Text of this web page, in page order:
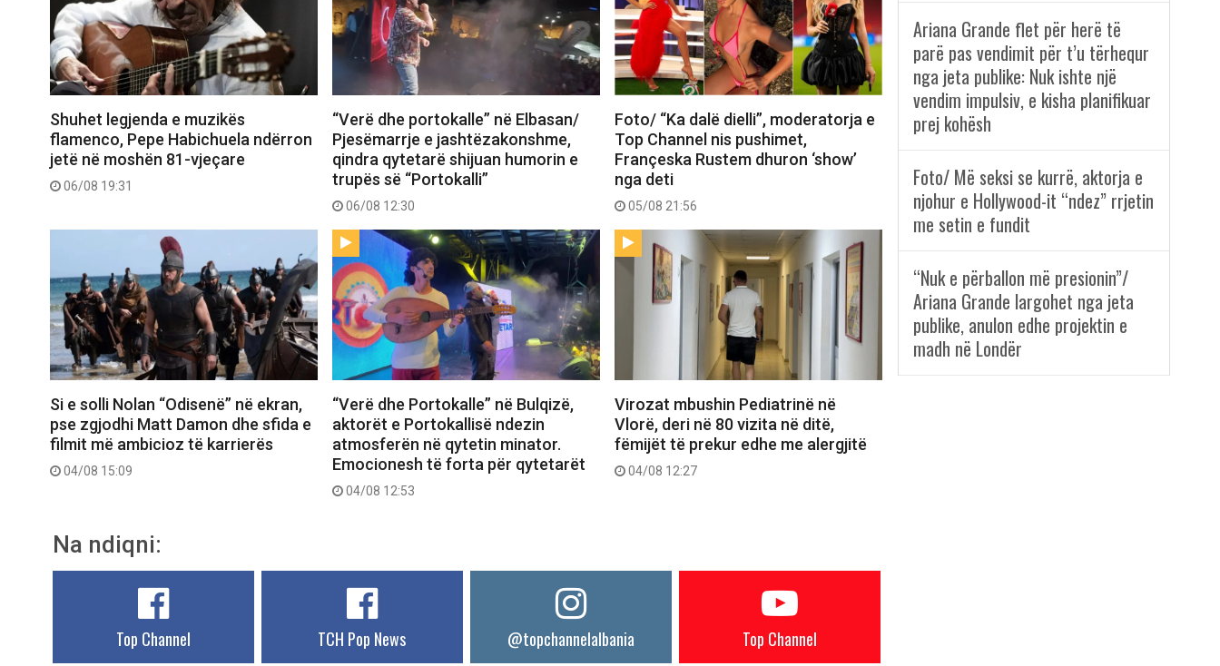
Shuhet legjenda e muzikës
flamenco, Pepe Habichuela ndërron
jetë në moshën 81-vjeçare
06/08 19:31
“Verë dhe portokalle” në Elbasan/
Pjesëmarrje e jashtëzakonshme,
qindra qytetarë shijuan humorin e
trupës së “Portokalli”
06/08 12:30
Foto/ “Ka dalë dielli”, moderatorja e
Top Channel nis pushimet,
Françeska Rustem dhuron ‘show’
nga deti
05/08 21:56
Si e solli Nolan “Odisenë” në ekran,
pse zgjodhi Matt Damon dhe sfida e
filmit më ambicioz të karrierës
04/08 15:09
“Verë dhe Portokalle” në Bulqizë,
aktorët e Portokallisë ndezin
atmosferën në qytetin minator.
Emocionesh të forta për qytetarët
04/08 12:53
Virozat mbushin Pediatrinë në
Vlorë, deri në 80 vizita në ditë,
fëmijët të prekur edhe me alergjitë
04/08 12:27
Na ndiqni:
Top Channel TCH Pop News @topchannelalbania Top Channel
Ariana Grande flet për herë të
parë pas vendimit për t’u tërhequr
nga jeta publike: Nuk ishte një
vendim impulsiv, e kisha planifikuar
prej kohësh
Foto/ Më seksi se kurrë, aktorja e
njohur e Hollywood-it “ndez” rrjetin
me setin e fundit
“Nuk e përballon më presionin”/
Ariana Grande largohet nga jeta
publike, anulon edhe projektin e
madh në Londër